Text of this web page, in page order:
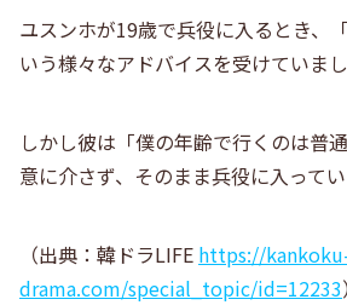
ユスンホが19歳で兵役に入るとき、
いう様々なアドバイスを受けていまし
しかし彼は「僕の年齢で行くのは普
意に介さず、そのまま兵役に入ってい
（出典：韓ドラLIFE https://
drama.com/special_topic/id=12233）